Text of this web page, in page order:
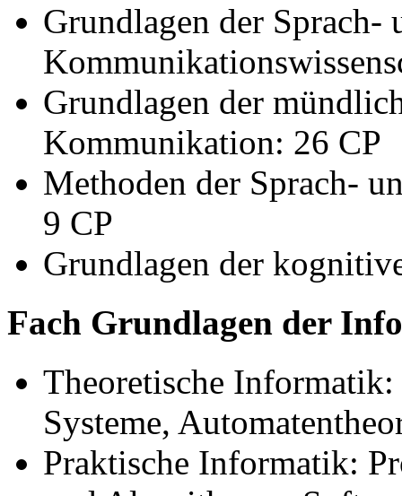
Grundlagen der Sprach-
Grundlagen der
Kommunikation: 26 CP
Methoden der Sprach-
9 CP
Grundlagen der
Fach Grundlagen der
Theoretische
Systeme,
Praktische Informatik: